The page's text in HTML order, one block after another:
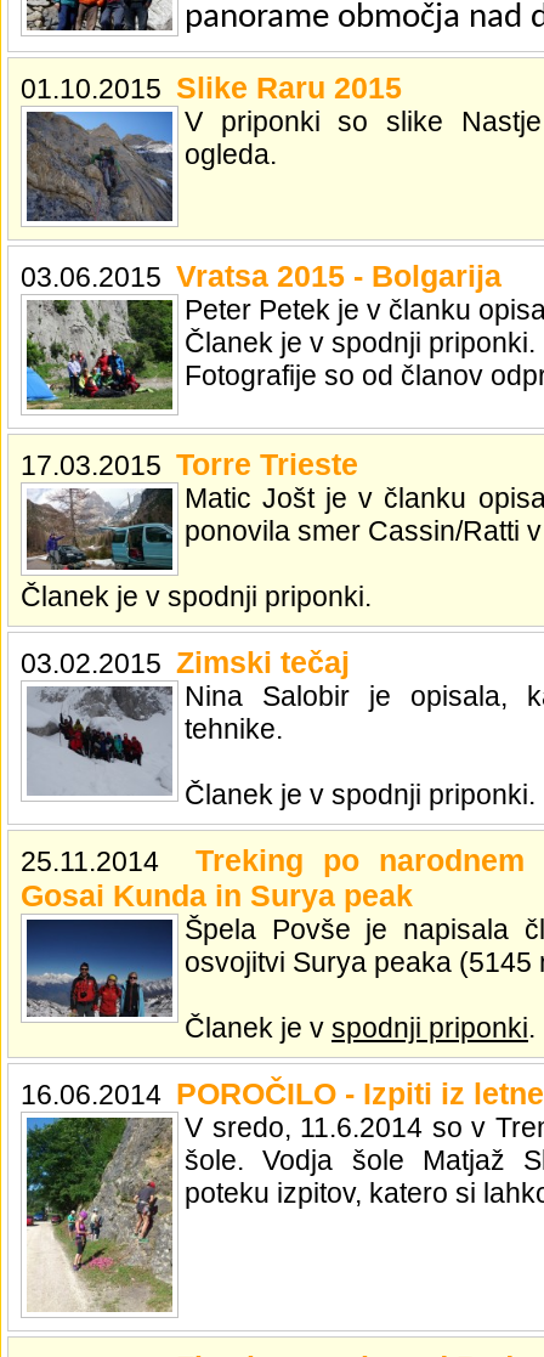
panorame območja nad
01.10.2015 Slike Raru 2015
V priponki so slike
ogleda.
03.06.2015 Vratsa 2015 - Bolgarija
Peter Petek je v članku
Članek je v spodnji priponki.
Fotografije so od članov
17.03.2015 Torre Trieste
Matic Jošt je v članku
ponovila smer Cassin/Ratti
Članek je v spodnji priponki.
03.02.2015 Zimski tečaj
Nina Salobir je opisala,
tehnike.
Članek je v spodnji priponki.
25.11.2014
Treking po
Gosai Kunda in Surya peak
Špela Povše je napisala
osvojitvi Surya peaka (5145
Članek je v spodnji priponki.
16.06.2014 POROČILO - Izpiti iz
V sredo, 11.6.2014 so v
šole. Vodja šole Matjaž
poteku izpitov, katero si